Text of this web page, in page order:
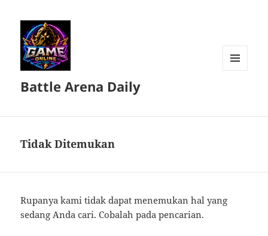
Battle Arena Daily
Tidak Ditemukan
Rupanya kami tidak dapat menemukan hal yang
sedang Anda cari. Cobalah pada pencarian.